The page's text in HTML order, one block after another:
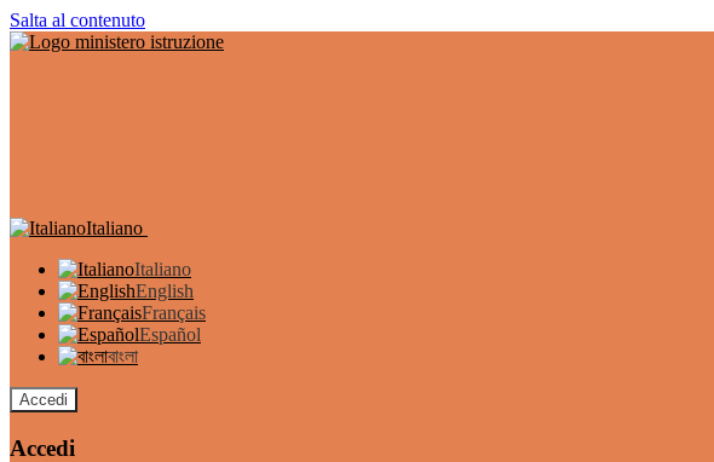
Salta al contenuto
Italiano
Italiano
English
Français
Español
বাংলা
Accedi
Accedi